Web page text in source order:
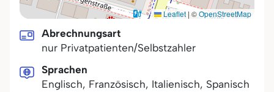
Leaflet | ©OpenStreetMap
Abrechnungsart
nur Privatpatienten/Selbstzahler
Sprachen
Englisch, Französisch, Italienisch, Spanisch